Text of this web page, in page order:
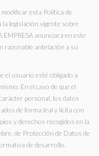
esta Política de
la legislación vigente sobre
EMPRESA anunciará en este
razonable antelación a su
el usuario esté obligado a
En el caso de que el
personal, los datos
de forma leal y lícita con
y derechos recogidos en la
de Protección de Datos de
de desarrollo.